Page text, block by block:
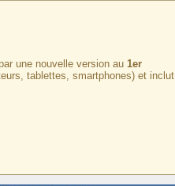
une nouvelle version au 1er
tablettes, smartphones) et inclut